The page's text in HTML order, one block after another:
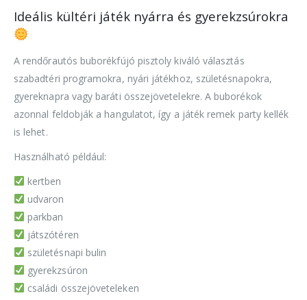
Ideális kültéri játék nyárra és gyerekzsúrokra
A rendőrautós buborékfújó pisztoly kiváló választás
szabadtéri programokra, nyári játékhoz, születésnapokra,
gyereknapra vagy baráti összejövetelekre. A buborékok
azonnal feldobják a hangulatot, így a játék remek party kellék
is lehet.
Használható például:
kertben
udvaron
parkban
játszótéren
születésnapi bulin
gyerekzsúron
családi összejöveteleken